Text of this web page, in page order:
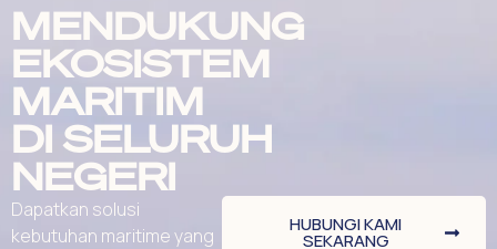
MENDUKUNG
EKOSISTEM
MARITIM
DI SELURUH
NEGERI
Dapatkan solusi
kebutuhan maritime yang
HUBUNGI KAMI
SEKARANG